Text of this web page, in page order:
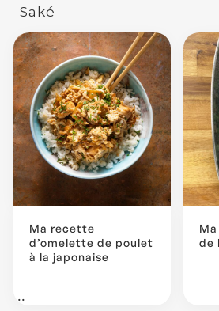
Saké
Ma recette
d’omelette de poulet
à la japonaise
...
de